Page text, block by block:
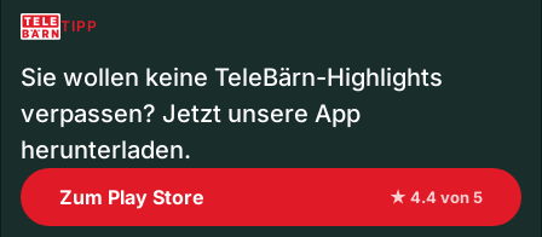
TIPP
Sie wollen keine TeleBärn-Highlights
verpassen? Jetzt unsere App
herunterladen.
Zum Play Store ★ 4.4 von 5